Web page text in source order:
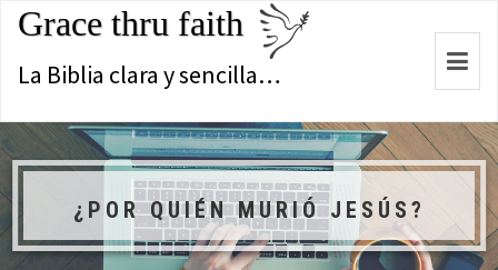
Grace thru faith
La Biblia clara y sencilla…
¿POR QUIÉN MURIÓ JESÚS?